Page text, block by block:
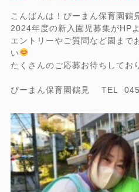
こんばんは！ぴーまん保育園鶴
2024年度の新入園児募集がHP
エントリーやご質問など園まで
い
たくさんのご応募お待ちしてお
ぴーまん保育園鶴見 TEL